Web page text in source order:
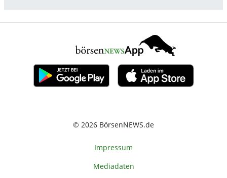
© 2026 BörsenNEWS.de
Impressum
Mediadaten